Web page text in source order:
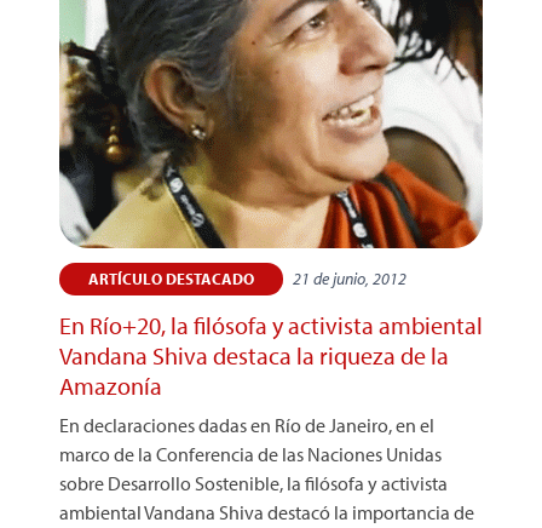
ARTÍCULO DESTACADO 21 de junio, 2012
En Río+20, la filósofa y activista ambiental
Vandana Shiva destaca la riqueza de la
Amazonía
En declaraciones dadas en Río de Janeiro, en el
marco de la Conferencia de las Naciones Unidas
sobre Desarrollo Sostenible, la filósofa y activista
ambiental Vandana Shiva destacó la importancia de